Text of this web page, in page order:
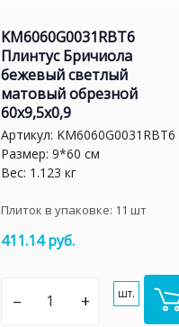
KM6060G0031RBT6
Плинтус Бричиола
бежевый светлый
матовый обрезной
60x9,5x0,9
Артикул: KM6060G0031RBT6
Размер: 9*60 см
Вес: 1.123 кг
Плиток в упаковке: 11 шт
411.14 руб.
– + шт.